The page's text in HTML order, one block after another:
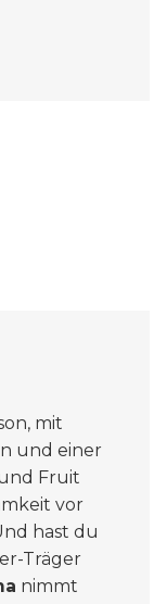
mit
und einer
Fruit
vor
hast du
Träger
nimmt